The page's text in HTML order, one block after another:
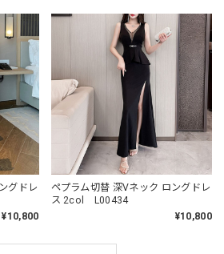
グドレ
¥10,800
ペプラム切替 深Vネック ロングドレ
ス 2col L00434
¥10,800